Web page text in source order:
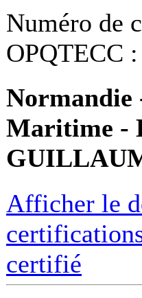
Numéro de
OPQTECC
Normandie
Maritime -
Afficher le
certifié